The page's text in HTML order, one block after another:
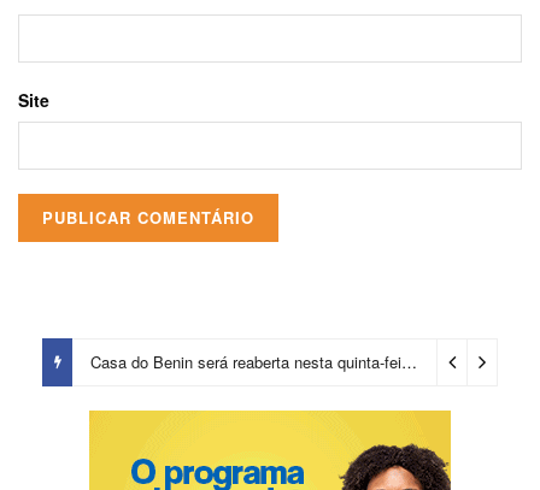
Site
Casa do Benin será reaberta nesta quinta-feira (6) 2 dias ago